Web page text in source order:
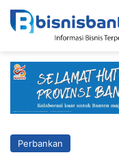
Perbankan